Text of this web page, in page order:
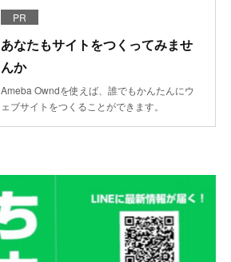
PR
あなたもサイトをつくってみませ
んか
Ameba Owndを使えば、誰でもかんたんにウ
ェブサイトをつくることができます。